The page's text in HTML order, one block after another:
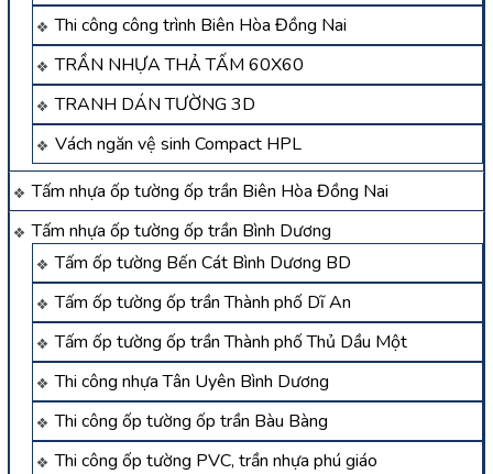
Thi công công trình Biên Hòa Đồng Nai
TRẦN NHỰA THẢ TẤM 60X60
TRANH DÁN TƯỜNG 3D
Vách ngăn vệ sinh Compact HPL
Tấm nhựa ốp tường ốp trần Biên Hòa Đồng Nai
Tấm nhựa ốp tường ốp trần Bình Dương
Tấm ốp tường Bến Cát Bình Dương BD
Tấm ốp tường ốp trần Thành phố Dĩ An
Tấm ốp tường ốp trần Thành phố Thủ Dầu Một
Thi công nhựa Tân Uyên Bình Dương
Thi công ốp tường ốp trần Bàu Bàng
Thi công ốp tường PVC, trần nhựa phú giáo